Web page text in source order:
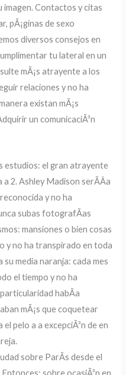
imagen.Contactos y citas
pÃ¡ginas de sexo
diversos consejos en
tu lateral en un
mÃ¡s atrayente a los
relaciones y no ha
existan mÃ¡s
un comunicaciÃ³n
estudios: el gran atrayente
a 2. Ashley Madison serÃ­Â­a
y no ha
subas fotografÃ­as
mansiones o bien cosas
y no ha transpirado en toda
su media naranja: cada mes
el tiempo y no ha
habÃ­a
mÃ¡s que coquetear
pelo a a excepciÃ³n de en
sobre ParÃ­s desde el
sobre ocasiÃ³n en